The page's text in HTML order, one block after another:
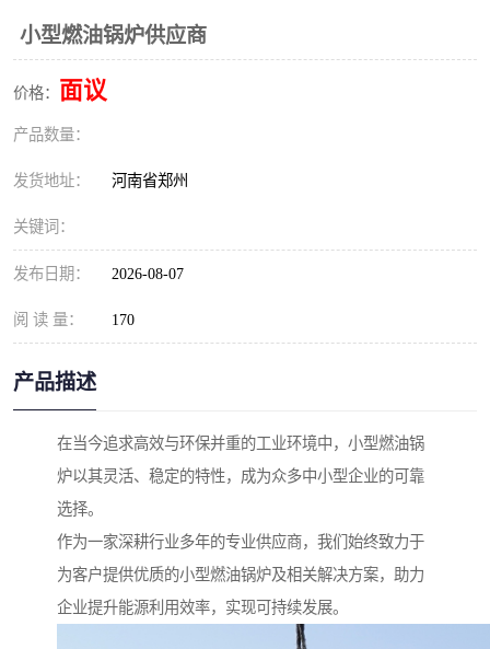
小型燃油锅炉供应商
价格： 面议
产品数量：
发货地址： 河南省郑州
关键词：
发布日期： 2026-08-07
阅 读 量： 170
产品描述
在当今追求高效与环保并重的工业环境中，小型燃油锅
炉以其灵活、稳定的特性，成为众多中小型企业的可靠
选择。
作为一家深耕行业多年的专业供应商，我们始终致力于
为客户提供优质的小型燃油锅炉及相关解决方案，助力
企业提升能源利用效率，实现可持续发展。